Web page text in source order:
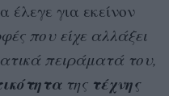
έλεγε για εκείνον
που είχε αλλάξει
πειράματά του,
της τέχνης